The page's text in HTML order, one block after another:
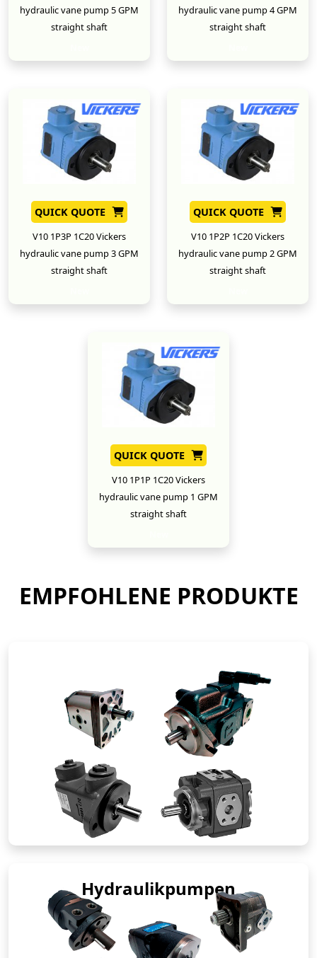
hydraulic vane pump 5 GPM
straight shaft
hydraulic vane pump 4 GPM
straight shaft
QUICK QUOTE
V10 1P3P 1C20 Vickers
hydraulic vane pump 3 GPM
straight shaft
QUICK QUOTE
V10 1P2P 1C20 Vickers
hydraulic vane pump 2 GPM
straight shaft
QUICK QUOTE
V10 1P1P 1C20 Vickers
hydraulic vane pump 1 GPM
straight shaft
EMPFOHLENE PRODUKTE
Hydraulikpumpen